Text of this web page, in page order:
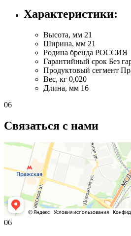
Характеристики:
Высота, мм 21
Ширина, мм 21
Родина бренда РОССИЯ
Гарантийный срок Без
Продуктовый сегмент
Вес, кг 0,020
Длина, мм 16
06
Связаться с нами
06